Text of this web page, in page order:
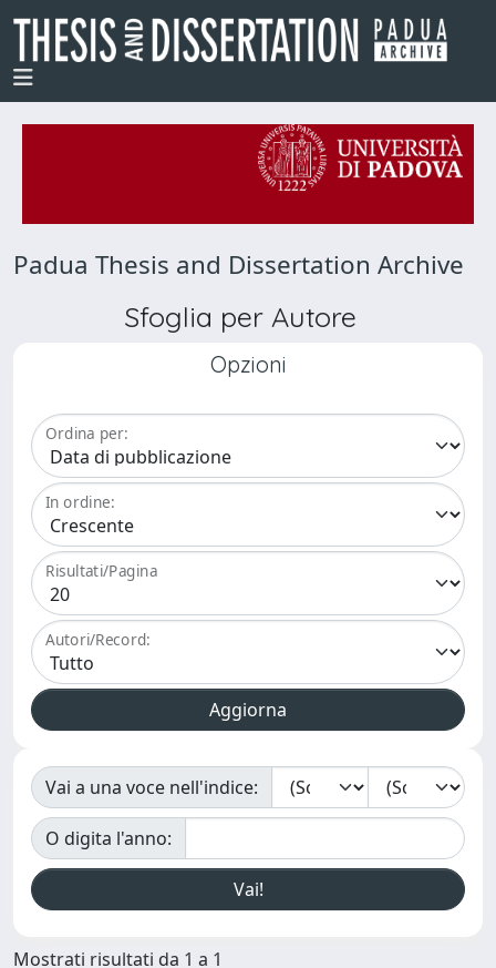
Padua Thesis and Dissertation Archive
Sfoglia per Autore
Opzioni
Ordina per:
In ordine:
Risultati/Pagina
Autori/Record:
Vai a una voce nell'indice:
O digita l'anno:
Mostrati risultati da 1 a 1